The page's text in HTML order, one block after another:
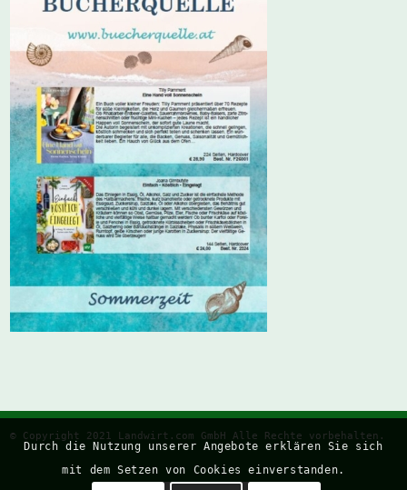
© Copyright 2021 Landwirt.com GmbH Alle Rechte vorbehalten.
Durch die Nutzung unserer Angebote erklären Sie sich
mit dem Setzen von Cookies einverstanden.